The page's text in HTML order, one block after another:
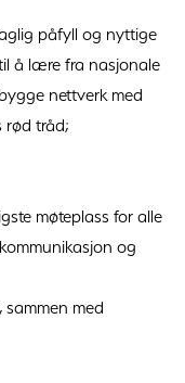
påfyll og nyttige
å lære fra nasjonale
nettverk med
rød tråd;
møteplass for alle
og
med